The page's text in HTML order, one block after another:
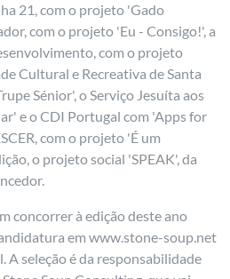
21, com o projeto 'Gado
com o projeto 'Eu - Consigo!', a
com o projeto
Cultural e Recreativa de Santa
Sénior', o Serviço Jesuíta aos
e o CDI Portugal com 'Apps for
com o projeto 'É um
o projeto social 'SPEAK', da
concorrer à edição deste ano
em www.stone-soup.net
A seleção é da responsabilidade